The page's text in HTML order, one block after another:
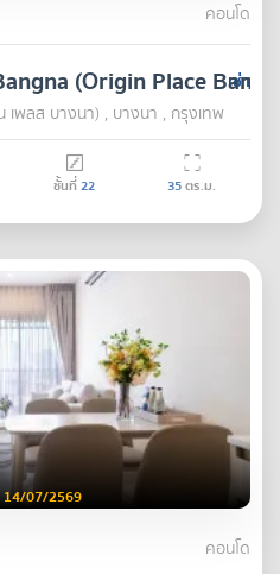
คอนโด
เช่า
(Origin Place
เพลส บางนา) , บางนา , กรุงเทพ
ชั้นที่22 35ตร.ม.
14/07/2569
คอนโด